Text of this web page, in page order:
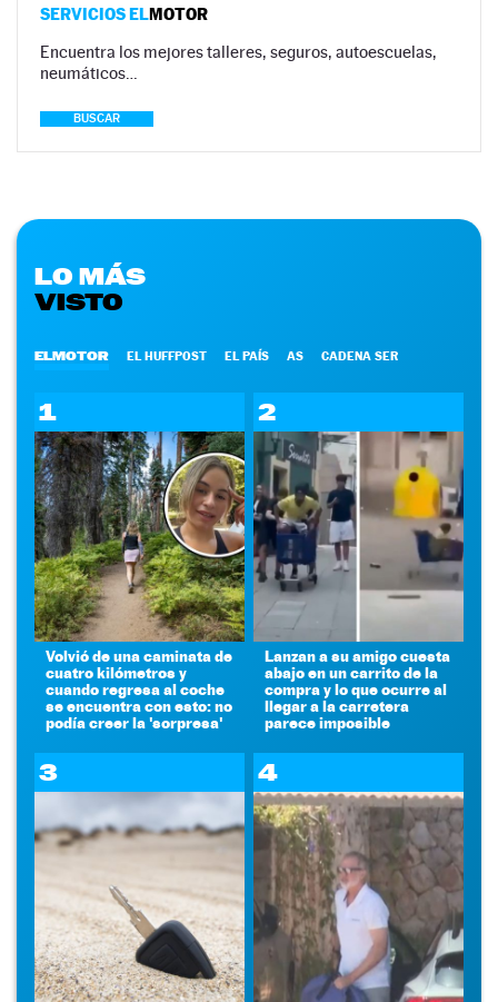
SERVICIOS ELMOTOR
Encuentra los mejores talleres, seguros, autoescuelas,
neumáticos…
BUSCAR
LO MÁS
VISTO
ELMOTOR EL HUFFPOST EL PAÍS AS CADENA SER
1
Volvió de una caminata de
cuatro kilómetros y
cuando regresa al coche
se encuentra con esto: no
podía creer la 'sorpresa'
2
Lanzan a su amigo cuesta
abajo en un carrito de la
compra y lo que ocurre al
llegar a la carretera
parece imposible
3 4